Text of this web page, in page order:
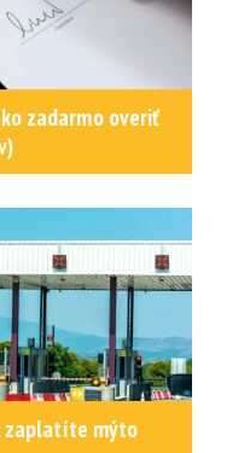
zadarmo overiť
zaplatíte mýto